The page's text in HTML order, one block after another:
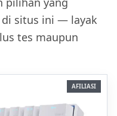
situs ini — layak
tes maupun
AFILIASI